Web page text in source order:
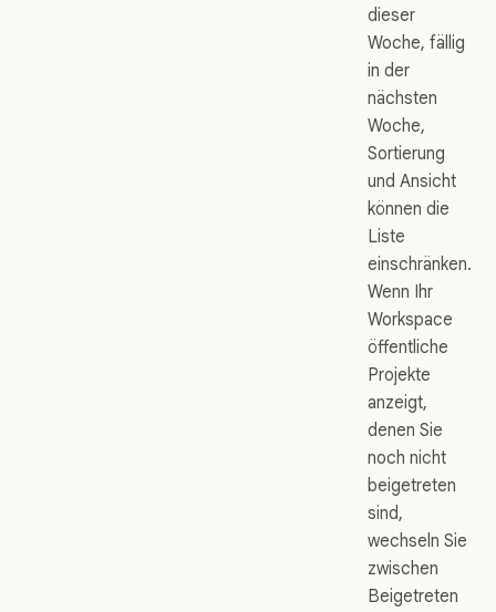
dieser
Woche, fällig
in der
nächsten
Woche,
Sortierung
und Ansicht
können die
Liste
einschränken.
Wenn Ihr
Workspace
öffentliche
Projekte
anzeigt,
denen Sie
noch nicht
beigetreten
sind,
wechseln Sie
zwischen
Beigetreten